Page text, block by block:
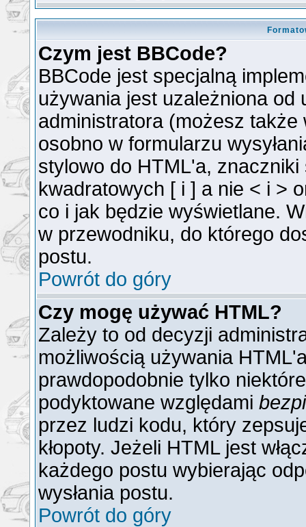
Czym jest BBCode?
BBCode jest specjalną
używania jest uzależniona
administratora (możesz także
osobno w formularzu
stylowo do HTML'a,
kwadratowych [ i ] a nie < i >
co i jak będzie wyświetlane.
w przewodniku, do którego
postu.
Powrót do góry
Czy mogę używać HTML?
Zależy to od decyzji
możliwością używania
prawdopodobnie tylko
podyktowane względami
przez ludzi kodu, który
kłopoty. Jeżeli HTML jest
każdego postu wybierając
wysłania postu.
Powrót do góry